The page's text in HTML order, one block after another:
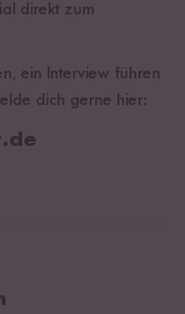
direkt zum
ein Interview führen
dich gerne hier: